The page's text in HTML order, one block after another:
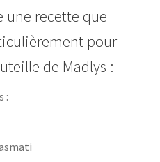
une recette que
pour
de Madlys :
: